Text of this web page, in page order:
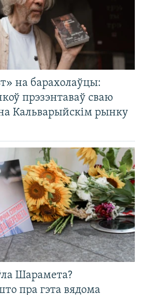
на барахолаўцы:
прэзэнтаваў сваю
Кальварыйскім рынку
Шарамета?
пра гэта вядома